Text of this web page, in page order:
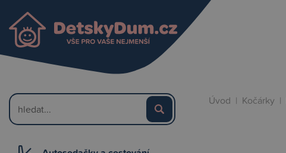
Úvod | Kočárky |